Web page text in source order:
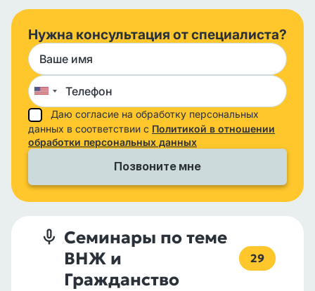
Нужна консультация от специалиста?
Даю согласие на обработку персональных
данных в соответствии с Политикой в отношении
обработки персональных данных
Семинары по теме
ВНЖ и
Гражданство
29